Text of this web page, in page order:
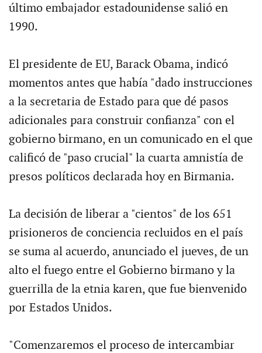
último embajador estadounidense salió en
1990.
El presidente de EU, Barack Obama, indicó
momentos antes que había "dado instrucciones
a la secretaria de Estado para que dé pasos
adicionales para construir confianza" con el
gobierno birmano, en un comunicado en el que
calificó de "paso crucial" la cuarta amnistía de
presos políticos declarada hoy en Birmania.
La decisión de liberar a "cientos" de los 651
prisioneros de conciencia recluidos en el país
se suma al acuerdo, anunciado el jueves, de un
alto el fuego entre el Gobierno birmano y la
guerrilla de la etnia karen, que fue bienvenido
por Estados Unidos.
"Comenzaremos el proceso de intercambiar